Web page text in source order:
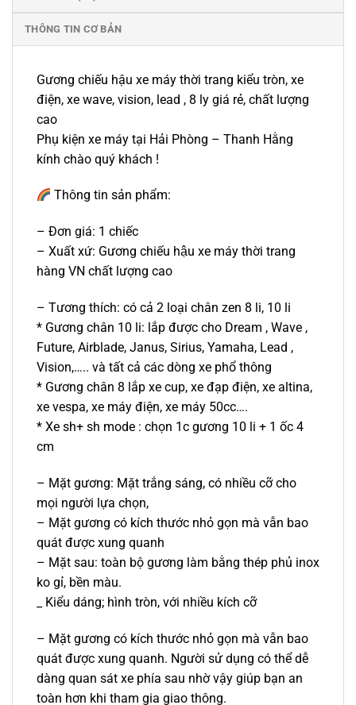
THÔNG TIN CƠ BẢN
Gương chiếu hậu xe máy thời trang kiểu tròn, xe
điện, xe wave, vision, lead , 8 ly giá rẻ, chất lượng
cao
Phụ kiện xe máy tại Hải Phòng – Thanh Hằng
kính chào quý khách !
Thông tin sản phẩm:
– Đơn giá: 1 chiếc
– Xuất xứ: Gương chiếu hậu xe máy thời trang
hàng VN chất lượng cao
– Tương thích: có cả 2 loại chân zen 8 li, 10 li
* Gương chân 10 li: lắp được cho Dream , Wave ,
Future, Airblade, Janus, Sirius, Yamaha, Lead ,
Vision,….. và tất cả các dòng xe phổ thông
* Gương chân 8 lắp xe cup, xe đạp điện, xe altina,
xe vespa, xe máy điện, xe máy 50cc….
* Xe sh+ sh mode : chọn 1c gương 10 li + 1 ốc 4
cm
– Mặt gương: Mặt trắng sáng, có nhiều cỡ cho
mọi người lựa chọn,
– Mặt gương có kích thước nhỏ gọn mà vẫn bao
quát được xung quanh
– Mặt sau: toàn bộ gương làm bằng thép phủ inox
ko gỉ, bền màu.
_ Kiểu dáng; hình tròn, với nhiều kích cỡ
– Mặt gương có kích thước nhỏ gọn mà vẫn bao
quát được xung quanh. Người sử dụng có thể dễ
dàng quan sát xe phía sau nhờ vậy giúp bạn an
toàn hơn khi tham gia giao thông.